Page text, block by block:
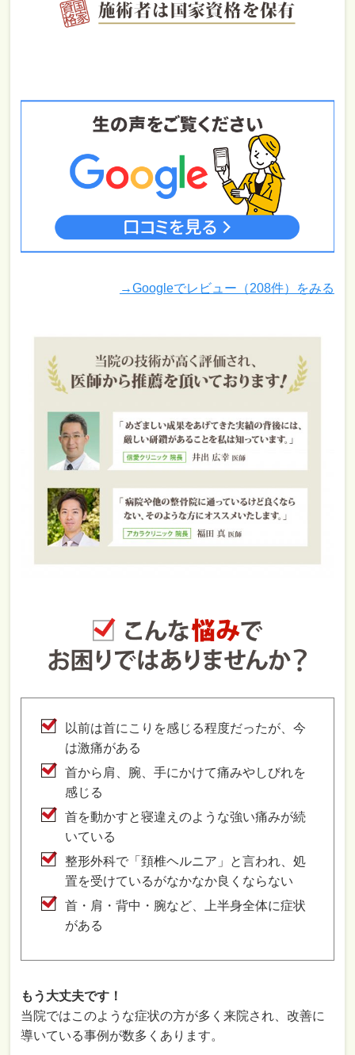
→Googleでレビュー（208件）をみる
以前は首にこりを感じる程度だったが、今
は激痛がある
首から肩、腕、手にかけて痛みやしびれを
感じる
首を動かすと寝違えのような強い痛みが続
いている
整形外科で「頚椎ヘルニア」と言われ、処
置を受けているがなかなか良くならない
首・肩・背中・腕など、上半身全体に症状
がある
もう大丈夫です！
当院ではこのような症状の方が多く来院され、改善に
導いている事例が数多くあります。